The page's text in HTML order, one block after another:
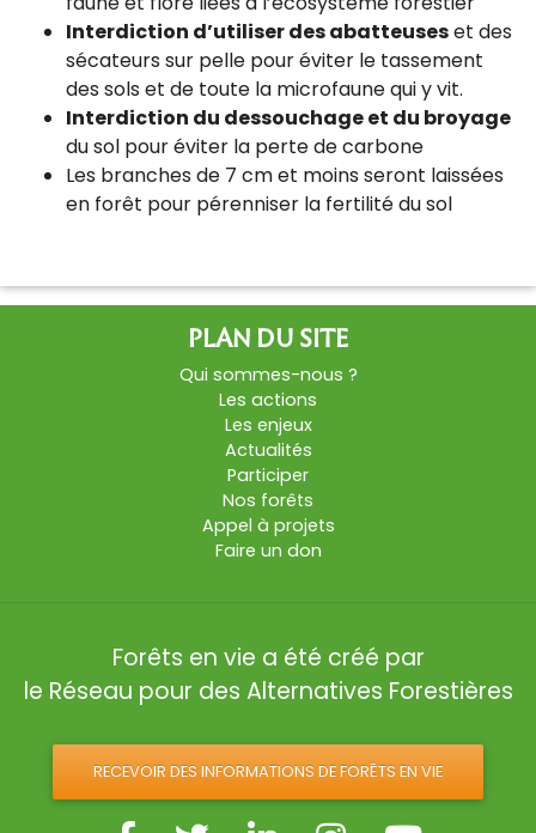
Interdiction d’utiliser des abatteuseset des
sécateurs sur pelle pour éviter le tassement
des sols et de toute la microfaune qui y vit.
Interdiction du dessouchage et du broyage
du sol pour éviter la perte de carbone
Les branches de 7 cm et moins seront laissées
en forêt pour pérenniser la fertilité du sol
PLAN DU SITE
Qui sommes-nous ?
Les actions
Les enjeux
Actualités
Participer
Nos forêts
Appel à projets
Faire un don
Forêts en vie a été créé par
le Réseau pour des Alternatives Forestières
RECEVOIR DES INFORMATIONS DE FORÊTS EN VIE